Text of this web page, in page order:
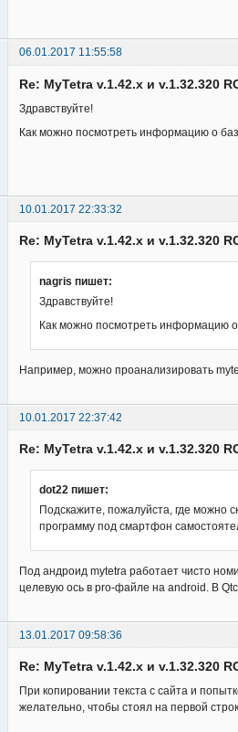
06.01.2017 11:55:58
Re: MyTetra v.1.42.x и v.1.32.320
Здравствуйте!
Как можно посмотреть информацию о
10.01.2017 22:33:32
Re: MyTetra v.1.42.x и v.1.32.320
nagris пишет:
Здравствуйте!
Как можно посмотреть информацию
Например, можно проанализировать
10.01.2017 22:37:42
Re: MyTetra v.1.42.x и v.1.32.320
dot22 пишет:
Подскажите, пожалуйста, где можно
программу под смартфон
Под андроид mytetra работает чисто
целевую ось в pro-файле на android. В
13.01.2017 09:58:36
Re: MyTetra v.1.42.x и v.1.32.320
При копировании текста с сайта и
желательно, чтобы стоял на первой